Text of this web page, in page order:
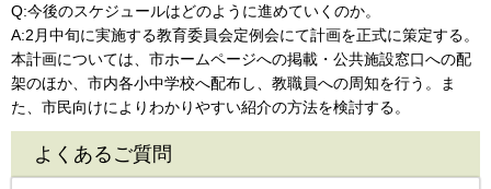
Q:今後のスケジュールはどのように進めていくのか。
A:2月中旬に実施する教育委員会定例会にて計画を正式に策定する。
本計画については、市ホームページへの掲載・公共施設窓口への配
架のほか、市内各小中学校へ配布し、教職員への周知を行う。ま
た、市民向けによりわかりやすい紹介の方法を検討する。
よくあるご質問